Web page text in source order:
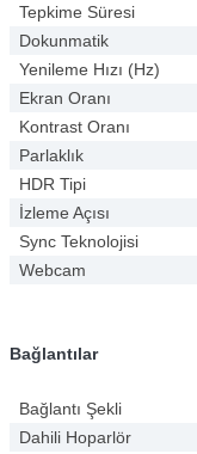
Tepkime Süresi
Dokunmatik
Yenileme Hızı (Hz)
Ekran Oranı
Kontrast Oranı
Parlaklık
HDR Tipi
İzleme Açısı
Sync Teknolojisi
Webcam
Bağlantılar
Bağlantı Şekli
Dahili Hoparlör